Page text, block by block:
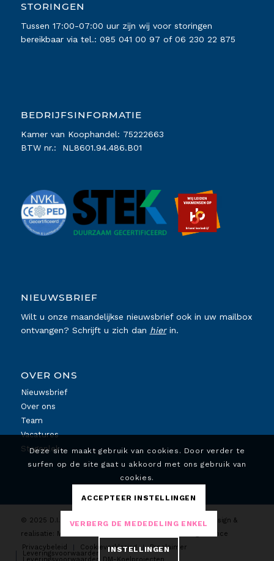
STORINGEN
Tussen 17:00-07:00 uur zijn wij voor storingen
bereikbaar via tel.: 085 041 00 97 of 06 230 22 875
BEDRIJFSINFORMATIE
Kamer van Koophandel: 75222663
BTW nr.: NL8601.94.486.B01
NIEUWSBRIEF
Wilt u onze maandelijkse nieuwsbrief ook in uw mailbox
ontvangen? Schrijft u zich dan hierin.
OVER ONS
Nieuwsbrief
Over ons
Team
Vacatures
Stageplek
© 2025 D.I. Koeltechniek. Alle rechten voorbehouden. Design &
realisatie: MC4DESIGN
Lokale Marketing Service
Privacybeleid
Cookieverklaring Proclaimer
Leveringsvoorwaarden
Leveringsvoorwaarden DM-Koelprojecten
Deze site maakt gebruik van cookies. Door verder te
surfen op de site gaat u akkoord met ons gebruik van
cookies.
ACCEPTEER INSTELLINGEN
VERBERG DE MEDEDELING ENKEL
INSTELLINGEN